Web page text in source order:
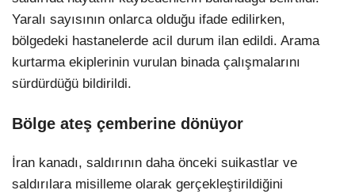
Yaralı sayısının onlarca olduğu ifade edilirken,
bölgedeki hastanelerde acil durum ilan edildi. Arama
kurtarma ekiplerinin vurulan binada çalışmalarını
sürdürdüğü bildirildi.
Bölge ateş çemberine dönüyor
İran kanadı, saldırının daha önceki suikastlar ve
saldırılara misilleme olarak gerçekleştirildiğini